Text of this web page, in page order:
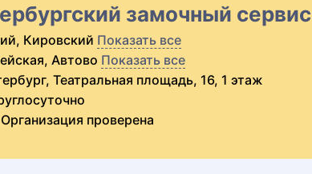
замочный сервис
Кировский Показать все
Автово Показать все
Театральная площадь, 16, 1 этаж
Организация проверена